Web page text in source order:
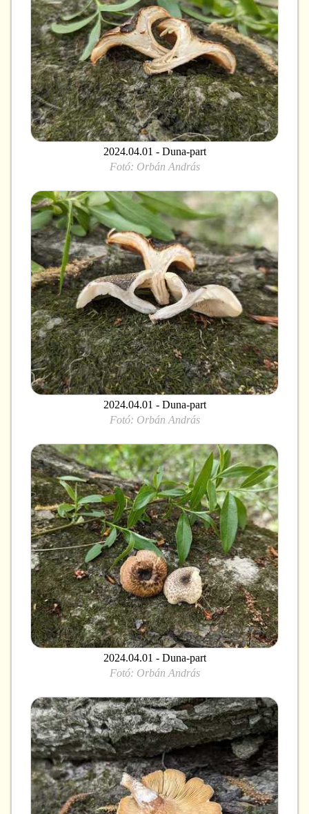
2024.04.01 - Duna-part
Fotó: Orbán András
2024.04.01 - Duna-part
Fotó: Orbán András
2024.04.01 - Duna-part
Fotó: Orbán András